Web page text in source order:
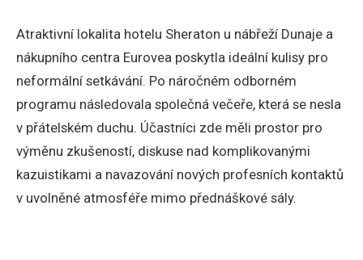
Atraktivní lokalita hotelu Sheraton u nábřeží Dunaje a
nákupního centra Eurovea poskytla ideální kulisy pro
neformální setkávání. Po náročném odborném
programu následovala společná večeře, která se nesla
v přátelském duchu. Účastníci zde měli prostor pro
výměnu zkušeností, diskuse nad komplikovanými
kazuistikami a navazování nových profesních kontaktů
v uvolněné atmosféře mimo přednáškové sály.